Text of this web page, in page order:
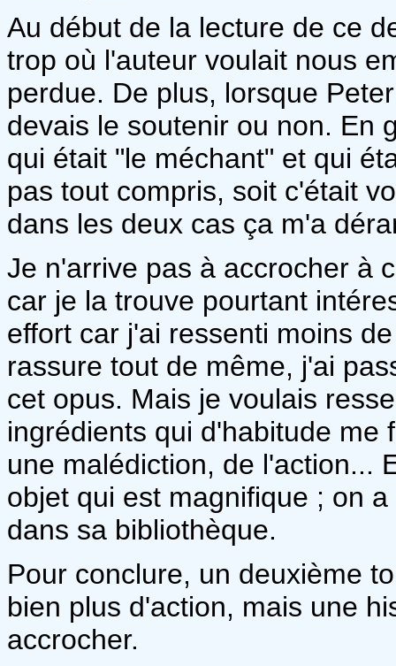
Au début de la lecture de ce
trop où l'auteur voulait nous
perdue. De plus, lorsque
devais le soutenir ou non. En
qui était "le méchant" et qui
pas tout compris, soit c'était
dans les deux cas ça m'a
Je n'arrive pas à accrocher à
car je la trouve pourtant
effort car j'ai ressenti moins
rassure tout de même, j'ai
cet opus. Mais je voulais
ingrédients qui d'habitude me
une malédiction, de l'action...
objet qui est magnifique ; on
dans sa bibliothèque.
Pour conclure, un deuxième
bien plus d'action, mais une
accrocher.